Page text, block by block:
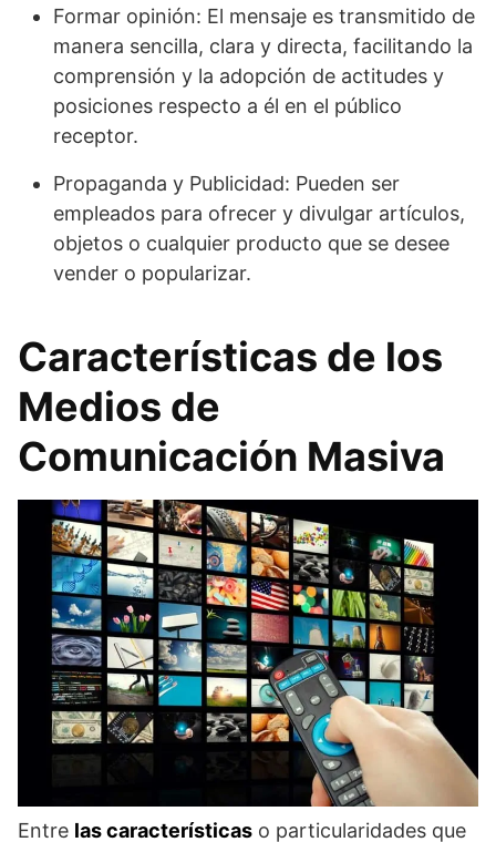
Formar opinión: El mensaje es transmitido de
manera sencilla, clara y directa, facilitando la
comprensión y la adopción de actitudes y
posiciones respecto a él en el público
receptor.
Propaganda y Publicidad: Pueden ser
empleados para ofrecer y divulgar artículos,
objetos o cualquier producto que se desee
vender o popularizar.
Características de los
Medios de
Comunicación Masiva
Entre las características o particularidades que